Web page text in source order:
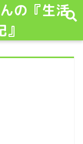
の『生活